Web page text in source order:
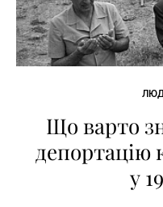
Що варто
депортацію
у